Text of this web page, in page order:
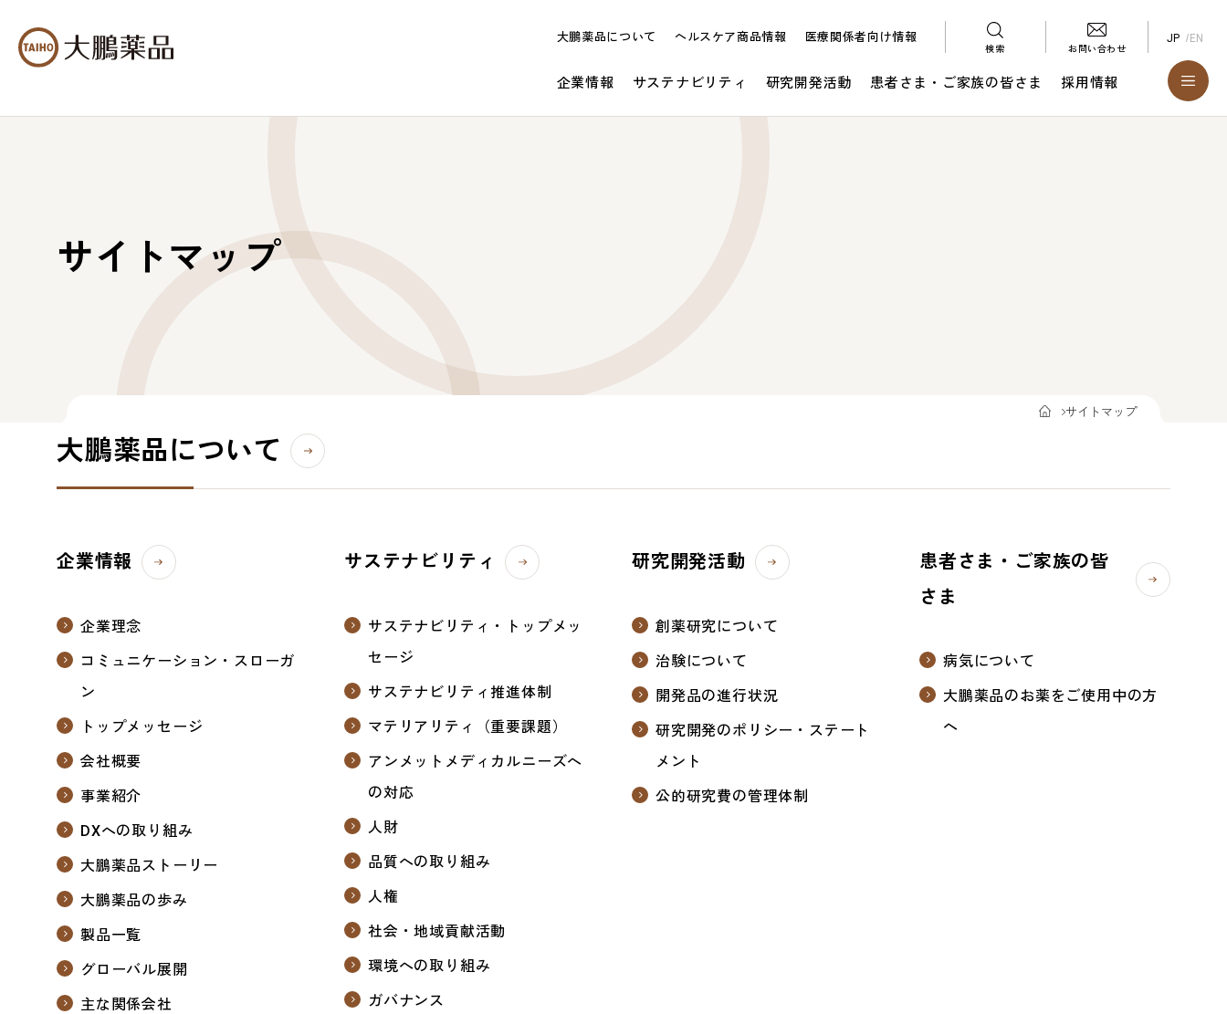
大鵬薬品について ヘルスケア商品情報 医療関係者向け情報
検索 お問い合わせ
JP EN
企業情報 サステナビリティ 研究開発活動 患者さま・ご家族の皆さま 採用情報
サイトマップ
サイトマップ
大鵬薬品について
企業情報
企業理念
コミュニケーション・スローガ
ン
トップメッセージ
会社概要
事業紹介
DXへの取り組み
大鵬薬品ストーリー
大鵬薬品の歩み
製品一覧
グローバル展開
主な関係会社
サステナビリティ
サステナビリティ・トップメッ
セージ
サステナビリティ推進体制
マテリアリティ（重要課題）
アンメットメディカルニーズへ
の対応
人財
品質への取り組み
人権
社会・地域貢献活動
環境への取り組み
ガバナンス
研究開発活動
創薬研究について
治験について
開発品の進行状況
研究開発のポリシー・ステート
メント
公的研究費の管理体制
患者さま・ご家族の皆
さま
病気について
大鵬薬品のお薬をご使用中の方
へ